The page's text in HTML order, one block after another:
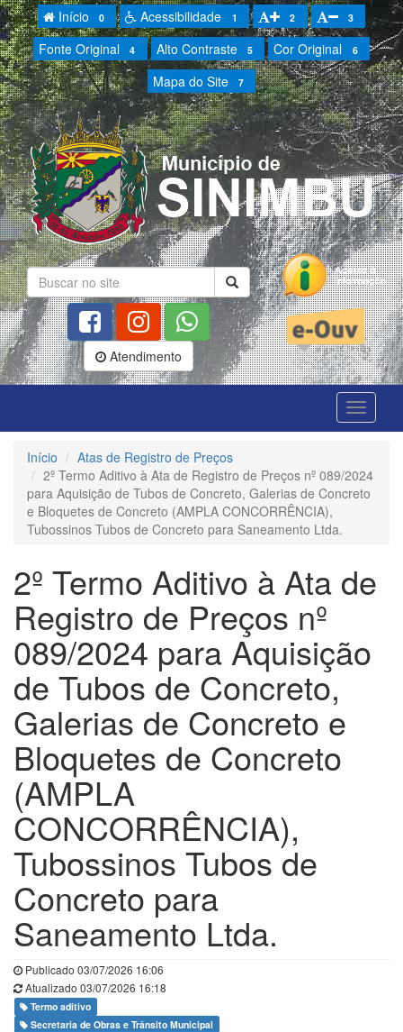
Início 0 Acessibilidade 1 2 3
Fonte Original 4 Alto Contraste 5 Cor Original 6
Mapa do Site 7
Atendimento
Início
Atas de Registro de Preços
2º Termo Aditivo à Ata de Registro de Preços nº 089/2024
para Aquisição de Tubos de Concreto, Galerias de Concreto
e Bloquetes de Concreto (AMPLA CONCORRÊNCIA),
Tubossinos Tubos de Concreto para Saneamento Ltda.
2º Termo Aditivo à Ata de
Registro de Preços nº
089/2024 para Aquisição
de Tubos de Concreto,
Galerias de Concreto e
Bloquetes de Concreto
(AMPLA
CONCORRÊNCIA),
Tubossinos Tubos de
Concreto para
Saneamento Ltda.
Publicado 03/07/2026 16:06
Atualizado 03/07/2026 16:18
Termo aditivo
Secretaria de Obras e Trânsito Municipal